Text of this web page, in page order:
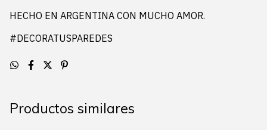
HECHO EN ARGENTINA CON MUCHO AMOR.
#DECORATUSPAREDES
Productos similares